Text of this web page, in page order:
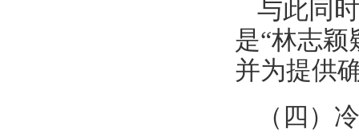
与此同
是“林志
并为提供
（四）